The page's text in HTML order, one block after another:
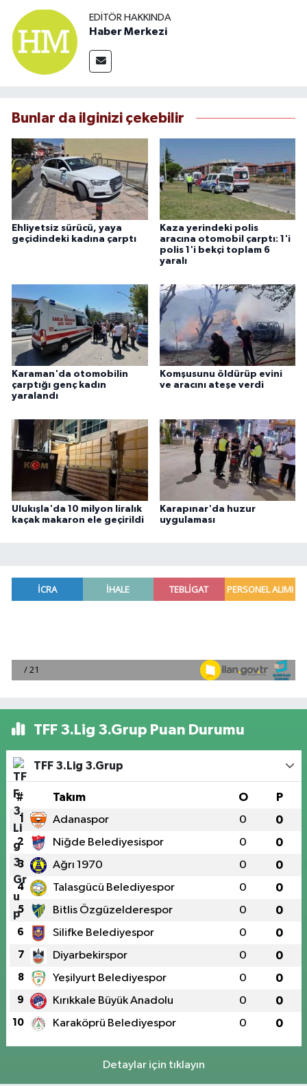
EDITÖR HAKKINDA
Haber Merkezi
Bunlar da ilginizi çekebilir
Ehliyetsiz sürücü, yaya
geçidindeki kadına çarptı
Kaza yerindeki polis
aracına otomobil çarptı: 1'i
polis 1'i bekçi toplam 6
yaralı
Karaman'da otomobilin
çarptığı genç kadın
yaralandı
Komşusunu öldürüp evini
ve aracını ateşe verdi
Ulukışla'da 10 milyon liralık
kaçak makaron ele geçirildi
Karapınar'da huzur
uygulaması
TFF 3.Lig 3.Grup Puan Durumu
TFF 3.Lig 3.Grup
# Takım O P
1 Adanaspor 0 0
2 Niğde Belediyesispor 0 0
3 Ağrı 1970 0 0
4 Talasgücü Belediyespor 0 0
5 Bitlis Özgüzelderespor 0 0
6 Silifke Belediyespor 0 0
7 Diyarbekirspor 0 0
8 Yeşilyurt Belediyespor 0 0
9 Kırıkkale Büyük Anadolu 0 0
10 Karaköprü Belediyespor 0 0
Detaylar için tıklayın